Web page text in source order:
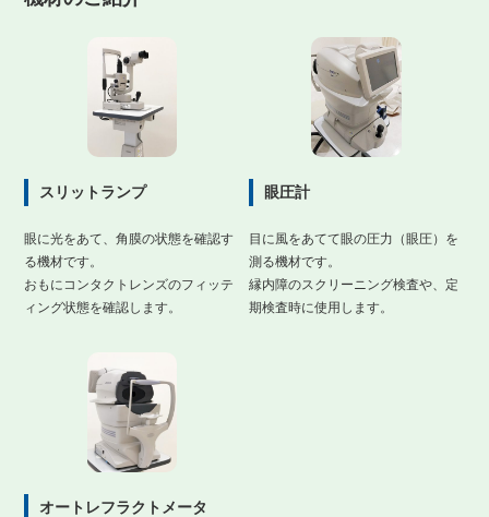
スリットランプ
眼に光をあて、角膜の状態を確認す
る機材です。
おもにコンタクトレンズのフィッテ
ィング状態を確認します。
眼圧計
目に風をあてて眼の圧力（眼圧）を
測る機材です。
縁内障のスクリーニング検査や、定
期検査時に使用します。
オートレフラクトメータ